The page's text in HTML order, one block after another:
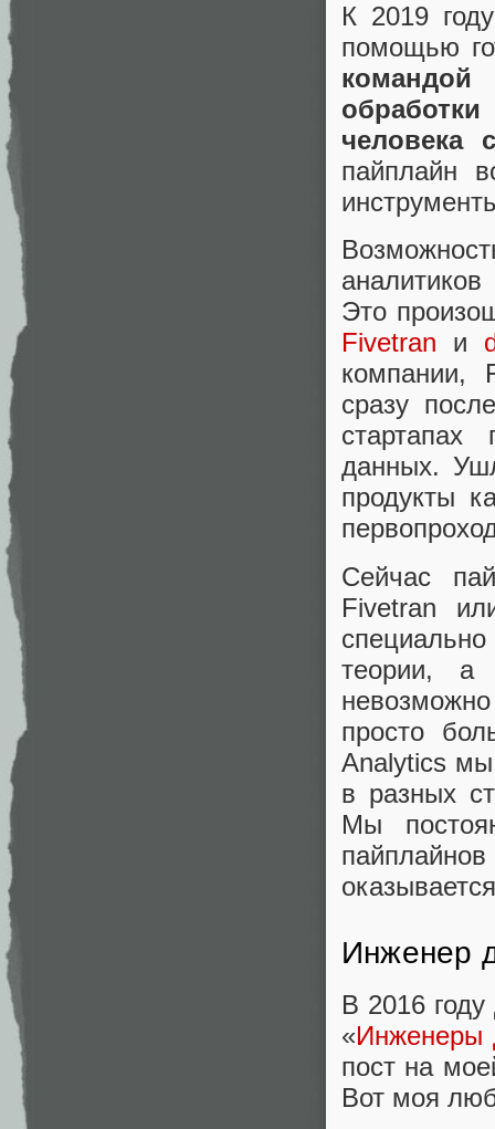
К 2019
помощью
командой
человека
пайплайн
Это
Fivetran и
компании,
сразу
данных.
продукты
Сейчас
Fivetran
теории, а
просто
Analytics мы
в разных
Мы
Инженер
В 2016
«Инженеры
пост на
Вот моя